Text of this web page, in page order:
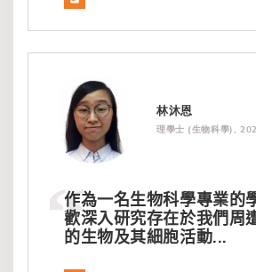
林沐恩
理學士 (生物科學),
作為一名生物科學專業的
歡深入研究存在於我們周
的生物及其細胞活動...